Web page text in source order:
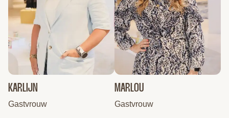
KARLIJN
Gastvrouw
MARLOU
Gastvrouw